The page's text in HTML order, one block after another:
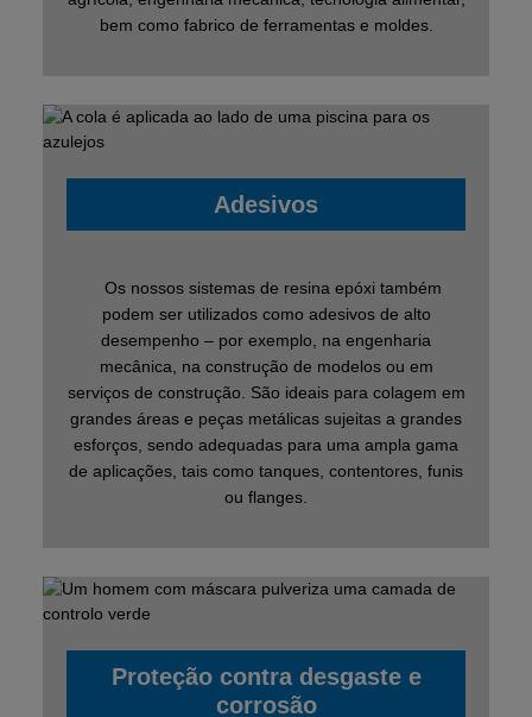
bem como fabrico de ferramentas e moldes.
Adesivos
Os nossos sistemas de resina epóxi também
podem ser utilizados como adesivos de alto
desempenho – por exemplo, na engenharia
mecânica, na construção de modelos ou em
serviços de construção. São ideais para colagem em
grandes áreas e peças metálicas sujeitas a grandes
esforços, sendo adequadas para uma ampla gama
de aplicações, tais como tanques, contentores, funis
ou flanges.
Proteção contra desgaste e
corrosão